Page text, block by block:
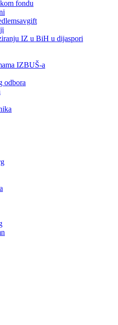
fondu
IZ u BiH u dijaspori
IZBUŠ-a
odbora